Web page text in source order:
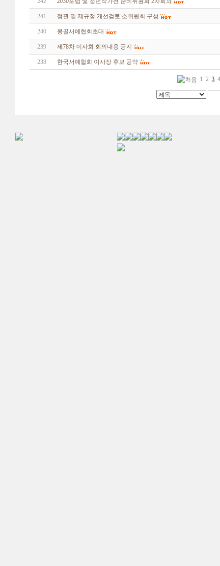
241 정관 및 제규정 개선검토 소위원회 구성
240 몽골서예협회초대
239 제78차 이사회 회의내용 공지
238 한국서예협회 이사장 후보 공약
1 2 3 4